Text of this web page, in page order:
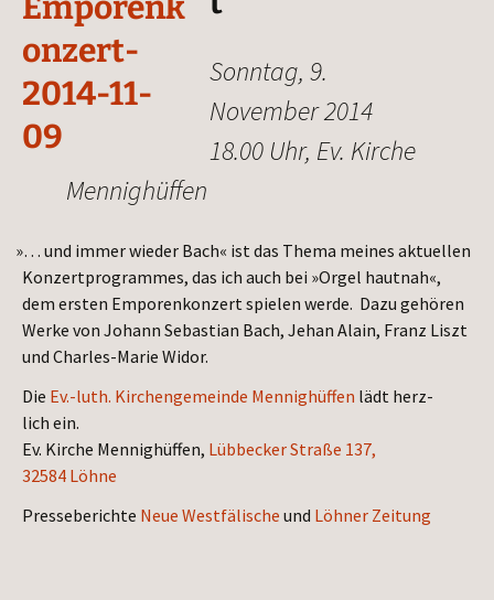
Sonn­tag, 9.
Novem­ber 2014
18.00 Uhr, Ev. Kir­che
Mennighüffen
»… und immer wie­der Bach« ist das The­ma mei­nes aktu­el­len
Kon­zert­pro­gram­mes, das ich auch bei »Orgel haut­nah«,
dem ers­ten Empo­ren­kon­zert spie­len wer­de. Dazu gehö­ren
Wer­ke von Johann Sebas­ti­an Bach, Jehan Alain, Franz Liszt
und Charles-Marie Widor.
Die Ev.-luth. Kir­chen­ge­mein­de Men­nig­hüf­fen lädt herz­
lich ein.
Ev. Kir­che Men­nig­hüf­fen, Lüb­be­cker Stra­ße 137,
32584 Löhne
Pres­se­be­rich­te Neue West­fä­li­sche und Löh­ner Zeitung